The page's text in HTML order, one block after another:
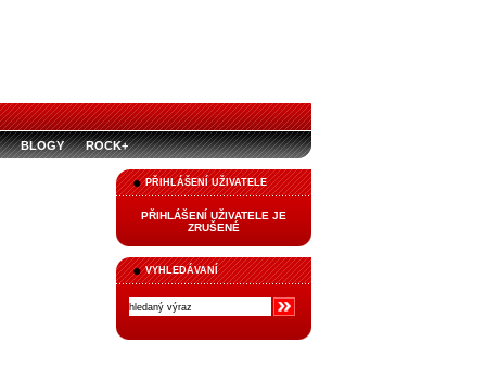
BLOGY ROCK+
PŘIHLÁŠENÍ UŽIVATELE
PŘIHLÁŠENÍ UŽIVATELE JE
ZRUŠENÉ
VYHLEDÁVANÍ